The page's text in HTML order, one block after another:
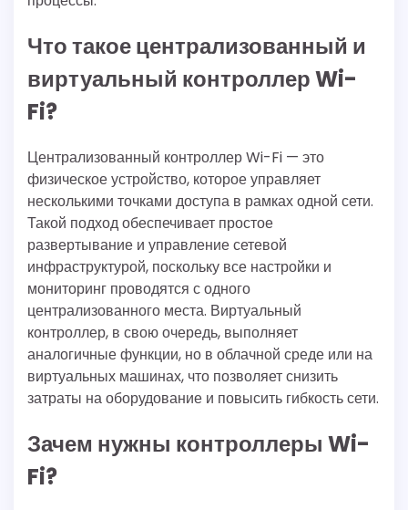
Что такое централизованный и
виртуальный контроллер Wi-
Fi?
Централизованный контроллер Wi-Fi — это
физическое устройство, которое управляет
несколькими точками доступа в рамках одной сети.
Такой подход обеспечивает простое
развертывание и управление сетевой
инфраструктурой, поскольку все настройки и
мониторинг проводятся с одного
централизованного места. Виртуальный
контроллер, в свою очередь, выполняет
аналогичные функции, но в облачной среде или на
виртуальных машинах, что позволяет снизить
затраты на оборудование и повысить гибкость сети.
Зачем нужны контроллеры Wi-
Fi?